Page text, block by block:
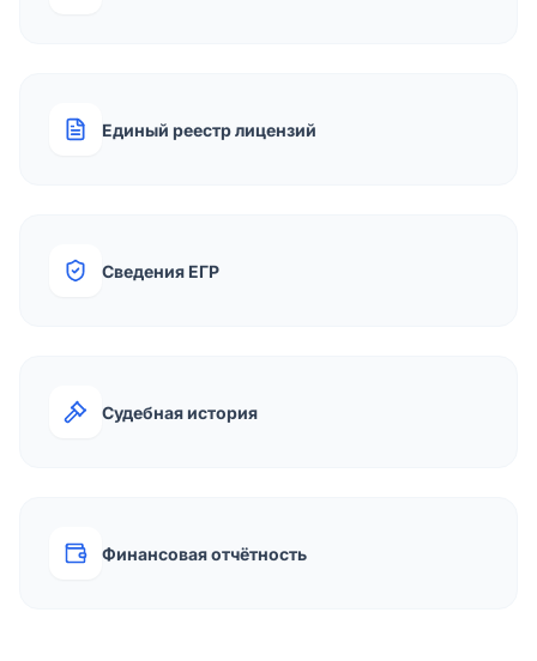
Единый реестр лицензий
Сведения ЕГР
Судебная история
Финансовая отчётность